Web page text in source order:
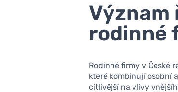
Význam
rodinné
Rodinné firmy v České
které kombinují osobní
citlivější na vlivy